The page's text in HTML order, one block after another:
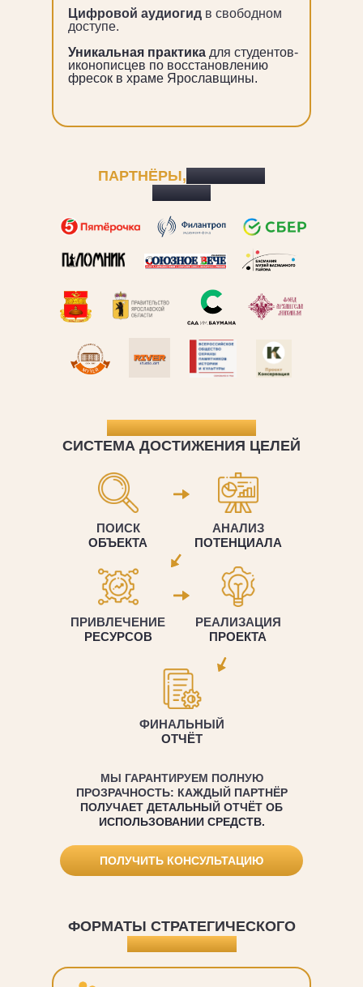
Цифровой аудиогид в свободном
доступе.
Уникальная практика для студентов-
иконописцев по восстановлению
фресок в храме Ярославщины.
ПАРТНЁРЫ,
МЫ ГАРАНТИРУЕМ ПОЛНУЮ
ПРОЗРАЧНОСТЬ: КАЖДЫЙ ПАРТНЁР
ПОЛУЧАЕТ ДЕТАЛЬНЫЙ ОТЧЁТ ОБ
ИСПОЛЬЗОВАНИИ СРЕДСТВ.
ПОИСК
ОБЪЕКТА
КАК МЫ РАБОТАЕМ:
СИСТЕМА ДОСТИЖЕНИЯ ЦЕЛЕЙ
АНАЛИЗ
ПОТЕНЦИАЛА
ПРИВЛЕЧЕНИЕ
РЕСУРСОВ
РЕАЛИЗАЦИЯ
ПРОЕКТА
ПОЛУЧИТЬ КОНСУЛЬТАЦИЮ
ФИНАЛЬНЫЙ
ОТЧЁТ
ФОРМАТЫ СТРАТЕГИЧЕСКОГО
ПАРТНЁРСТВА